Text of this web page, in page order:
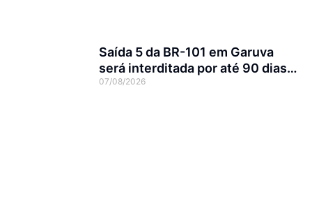
Saída 5 da BR-101 em Garuva
será interditada por até 90 dias
para obras
07/08/2026